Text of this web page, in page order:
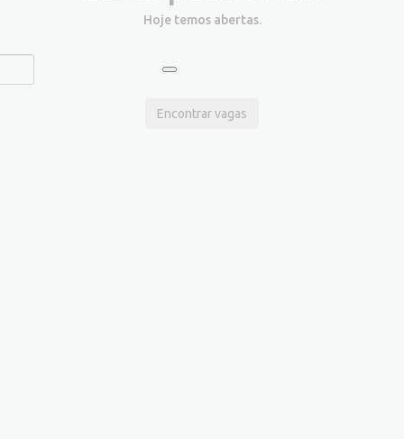
Hoje temos abertas.
Encontrar vagas